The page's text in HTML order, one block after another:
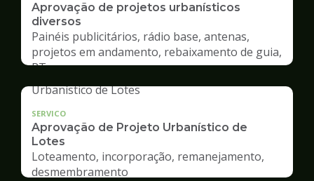
Aprovação de projetos urbanísticos
diversos
Painéis publicitários, rádio base, antenas,
projetos em andamento, rebaixamento de guia,
RT
SERVICO
Aprovação de Projeto Urbanístico de
Lotes
Loteamento, incorporação, remanejamento,
desmembramento